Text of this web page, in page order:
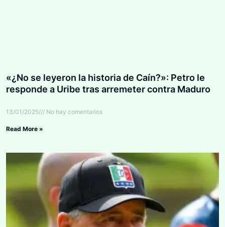
«¿No se leyeron la historia de Caín?»: Petro le
responde a Uribe tras arremeter contra Maduro
13/01/2025 No hay comentarios
Read More »